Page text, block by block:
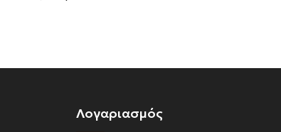
Λογαριασμός